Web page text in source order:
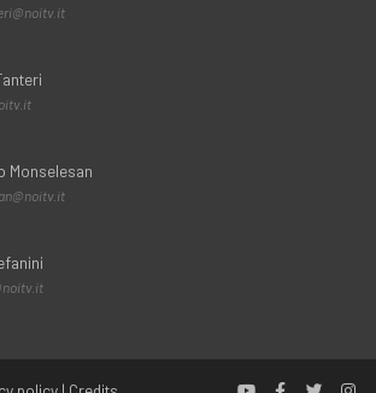
Monselesan